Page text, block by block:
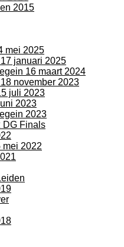
2015
mei 2025
januari 2025
16 maart 2024
november 2023
juli 2023
2023
2023
DG Finals
mei 2022